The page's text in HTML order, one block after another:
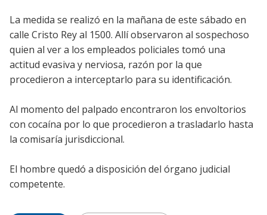
La medida se realizó en la mañana de este sábado en
calle Cristo Rey al 1500. Allí observaron al sospechoso
quien al ver a los empleados policiales tomó una
actitud evasiva y nerviosa, razón por la que
procedieron a interceptarlo para su identificación.
Al momento del palpado encontraron los envoltorios
con cocaína por lo que procedieron a trasladarlo hasta
la comisaría jurisdiccional.
El hombre quedó a disposición del órgano judicial
competente.